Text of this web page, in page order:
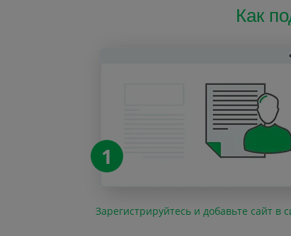
Как
1
Зарегистрируйтесь и добавьте сайт в